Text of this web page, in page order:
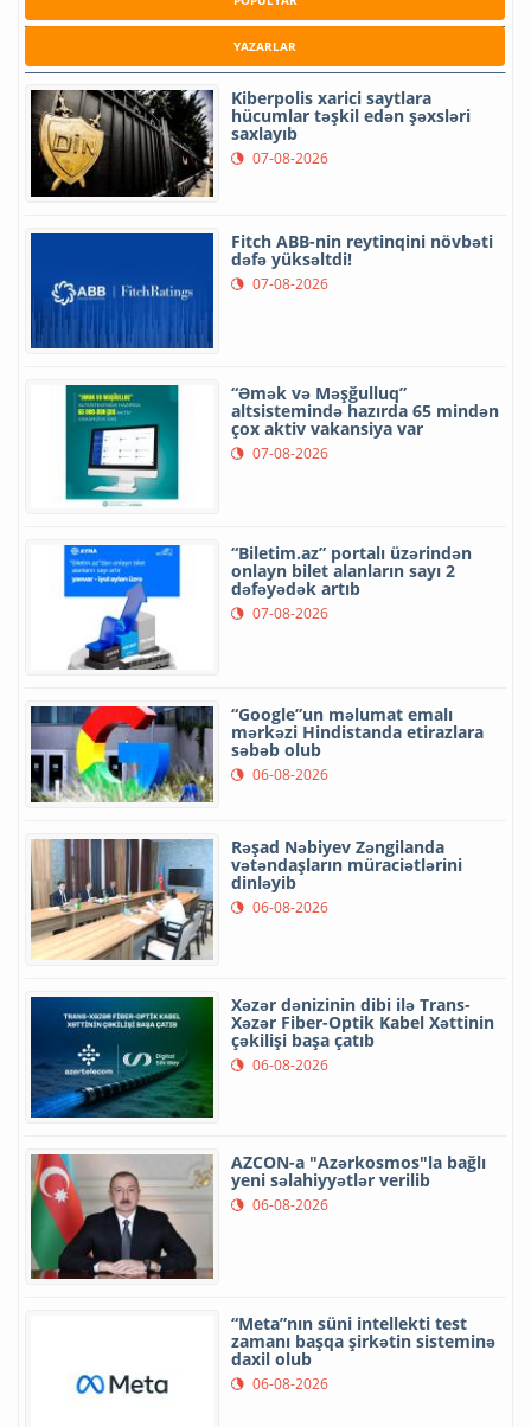
YAZARLAR
Kiberpolis xarici saytlara
hücumlar təşkil edən şəxsləri
saxlayıb
07-08-2026
Fitch ABB-nin reytinqini növbəti
dəfə yüksəltdi!
07-08-2026
“Əmək və Məşğulluq”
altsistemində hazırda 65 mindən
çox aktiv vakansiya var
07-08-2026
“Biletim.az” portalı üzərindən
onlayn bilet alanların sayı 2
dəfəyədək artıb
07-08-2026
“Google”un məlumat emalı
mərkəzi Hindistanda etirazlara
səbəb olub
06-08-2026
Rəşad Nəbiyev Zəngilanda
vətəndaşların müraciətlərini
dinləyib
06-08-2026
Xəzər dənizinin dibi ilə Trans-
Xəzər Fiber-Optik Kabel Xəttinin
çəkilişi başa çatıb
06-08-2026
AZCON-a "Azərkosmos"la bağlı
yeni səlahiyyətlər verilib
06-08-2026
“Meta”nın süni intellekti test
zamanı başqa şirkətin sisteminə
daxil olub
06-08-2026